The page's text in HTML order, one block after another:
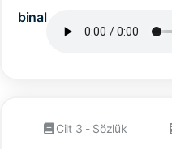
binal
Cilt 3 - Sözlük